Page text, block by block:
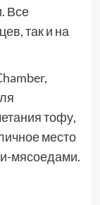
Все
так и на
тофу,
место
мясоедами.